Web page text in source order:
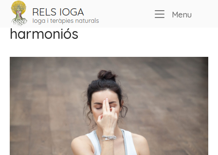
Skip
content
Home
Menu
Etiqueta:pensament
harmoniós